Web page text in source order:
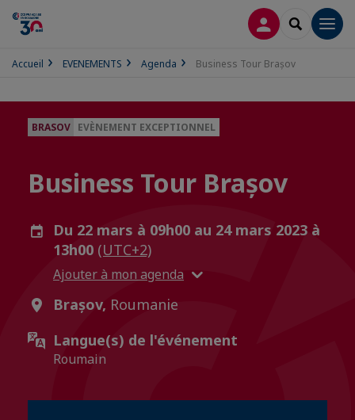
CONNEXION
Accueil EVENEMENTS Agenda Business Tour Brașov
BRASOV EVÈNEMENT EXCEPTIONNEL
Business Tour Brașov
Du 22 mars à 09h00 au 24 mars 2023 à
13h00 (UTC+2)
Ajouter à mon agenda
Brașov, Roumanie
Langue(s) de l'événement
Roumain